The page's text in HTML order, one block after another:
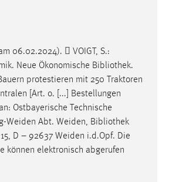
06.02.2024).  VOIGT, S.:
Neue Ökonomische Bibliothek.
protestieren mit 250 Traktoren
[Art. o. [...] Bestellungen
Ostbayerische Technische
Weiden Abt. Weiden, Bibliothek
D – 92637 Weiden i.d.Opf. Die
können elektronisch abgerufen
erfassen Informationen anonym.
helfen uns zu verstehen, wie
unsere Website nutzen.